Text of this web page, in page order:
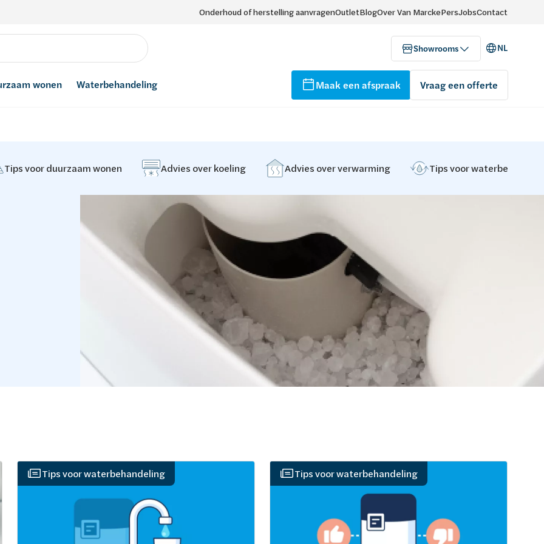
Onderhoud of herstelling aanvragenOutletBlogOver Van MarckePersJobsContact
Showrooms NL
wonen Waterbehandeling Maak een afspraak Vraag een offerte
Tips voor duurzaam wonen Advies over koeling Advies over verwarming Tips voor
Tips voor waterbehandeling Tips voor waterbehandeling